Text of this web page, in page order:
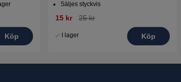
Köp
Säljes styckvis
15 kr 25 kr
I lager Köp